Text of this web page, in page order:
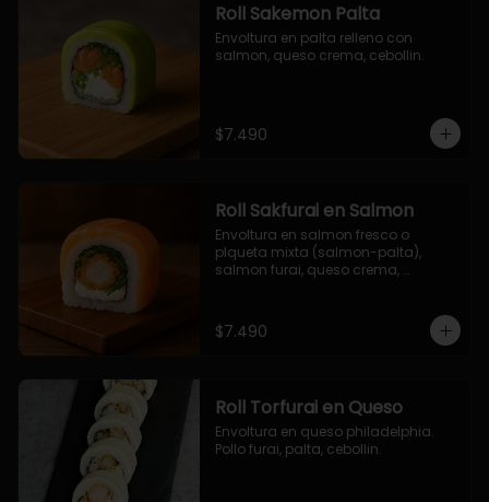
Roll Sakemon Palta
Envoltura en palta relleno con
salmon, queso crema, cebollin.
$7.490
Roll Sakfurai en Salmon
Envoltura en salmon fresco o
plqueta mixta (salmon-palta),
salmon furai, queso crema,
$7.490
Roll Torfurai en Queso
Envoltura en queso philadelphia.
Pollo furai, palta, cebollin.